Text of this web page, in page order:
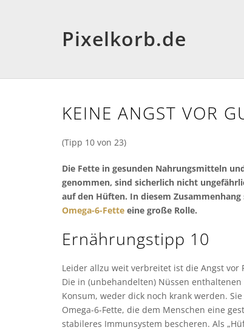
Pixelkorb.de
KEINE ANGST VOR
(Tipp 10 von 23)
Die Fette in gesunden Nahrungsmitteln
genommen, sind sicherlich nicht
auf den Hüften. In diesem
Omega-6-Fette eine große Rolle.
Ernährungstipp 10
Leider allzu weit verbreitet ist die Angst vor
Die in (unbehandelten) Nüssen
Konsum, weder dick noch krank werden.
Omega-6-Fette, die dem Menschen eine
stabileres Immunsystem bescheren. Als